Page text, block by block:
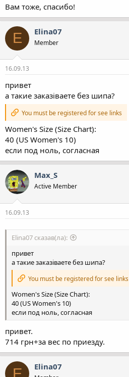
Вам тоже, спасибо!
E Elina07
Member
16.09.13
привет
а такие заказіваете без шипа?
You must be registered for see links
Women's Size (Size Chart):
40 (US Women's 10)
если под ноль, согласная
Max_S
Active Member
16.09.13
Elina07 сказав(ла):
привет
а такие заказіваете без шипа?
You must be registered for see links
Women's Size (Size Chart):
40 (US Women's 10)
если под ноль, согласная
привет.
714 грн+за вес по приезду.
E Elina07